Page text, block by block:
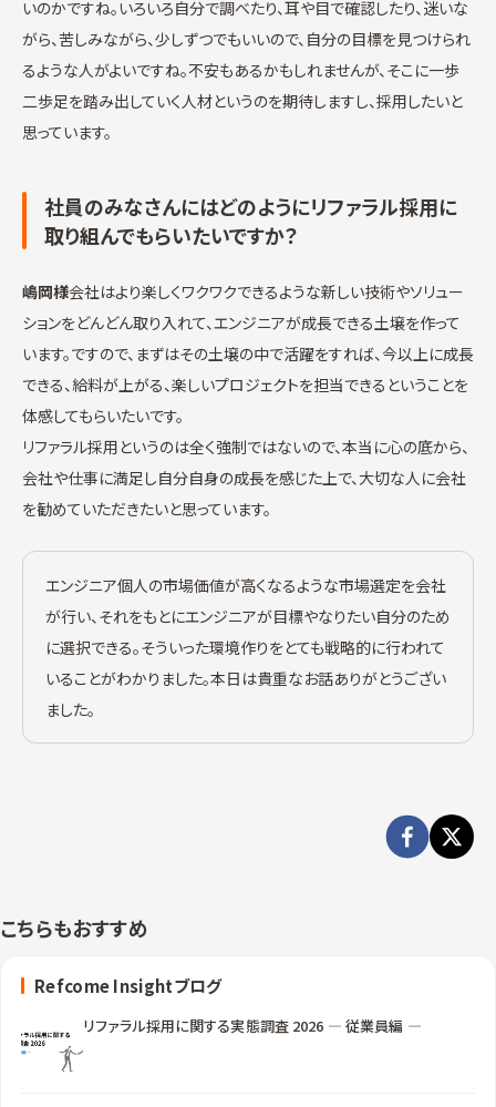
いのかですね。いろいろ自分で調べたり、耳や目で確認したり、迷いな
がら、苦しみながら、少しずつでもいいので、自分の目標を見つけられ
るような人がよいですね。不安もあるかもしれませんが、そこに一歩
二歩足を踏み出していく人材というのを期待しますし、採用したいと
思っています。
社員のみなさんにはどのようにリファラル採用に
取り組んでもらいたいですか？
嶋岡様会社はより楽しくワクワクできるような新しい技術やソリュー
ションをどんどん取り入れて、エンジニアが成長できる土壌を作って
います。ですので、まずはその土壌の中で活躍をすれば、今以上に成長
できる、給料が上がる、楽しいプロジェクトを担当できるということを
体感してもらいたいです。
リファラル採用というのは全く強制ではないので、本当に心の底から、
会社や仕事に満足し自分自身の成長を感じた上で、大切な人に会社
を勧めていただきたいと思っています。
エンジニア個人の市場価値が高くなるような市場選定を会社
が行い、それをもとにエンジニアが目標やなりたい自分のため
に選択できる。そういった環境作りをとても戦略的に行われて
いることがわかりました。本日は貴重なお話ありがとうござい
ました。
こちらもおすすめ
Refcome Insightブログ
リファラル採用に関する実態調査 2026 ― 従業員編 ―